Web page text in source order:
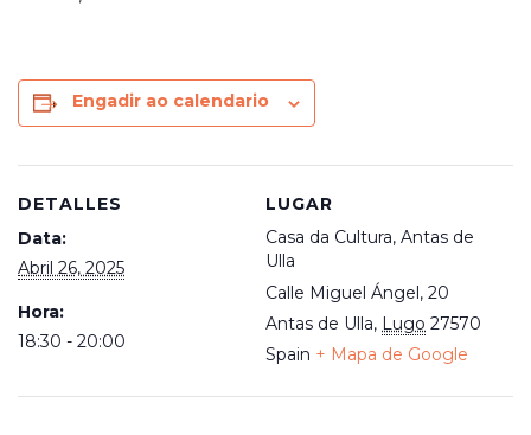
Engadir ao calendario
DETALLES
Data:
Abril 26, 2025
Hora:
18:30 - 20:00
LUGAR
Casa da Cultura, Antas de
Ulla
Calle Miguel Ángel, 20
Antas de Ulla, Lugo 27570
Spain + Mapa de Google